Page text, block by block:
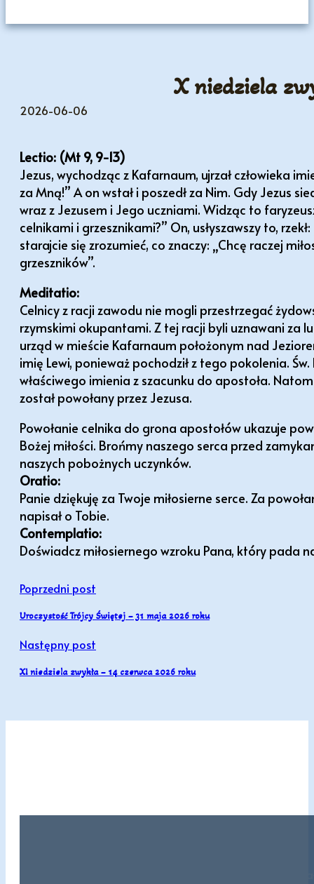
X niedziela
2026-06-06
Lectio: (Mt 9, 9-13)
Jezus, wychodząc z Kafarnaum, ujrzał człowieka
za Mną!” A on wstał i poszedł za Nim. Gdy Jezus
wraz z Jezusem i Jego uczniami. Widząc to
celnikami i grzesznikami?” On, usłyszawszy to,
starajcie się zrozumieć, co znaczy: „Chcę raczej
grzeszników”.
Meditatio:
Celnicy z racji zawodu nie mogli przestrzegać
rzymskimi okupantami. Z tej racji byli uznawani za
urząd w mieście Kafarnaum położonym nad
imię Lewi, ponieważ pochodził z tego pokolenia.
właściwego imienia z szacunku do apostoła.
został powołany przez Jezusa.
Powołanie celnika do grona apostołów ukazuje
Bożej miłości. Brońmy naszego serca przed
naszych pobożnych uczynków.
Oratio:
Panie dziękuję za Twoje miłosierne serce. Za
napisał o Tobie.
Contemplatio:
Doświadcz miłosiernego wzroku Pana, który pada
Poprzedni post
Uroczystość Trójcy Świętej – 31 maja 2026 roku
Następny post
XI niedziela zwykła – 14 czerwca 2026 roku